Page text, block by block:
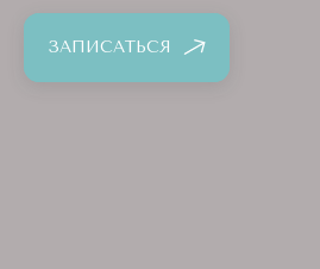
ЗАПИСАТЬСЯ